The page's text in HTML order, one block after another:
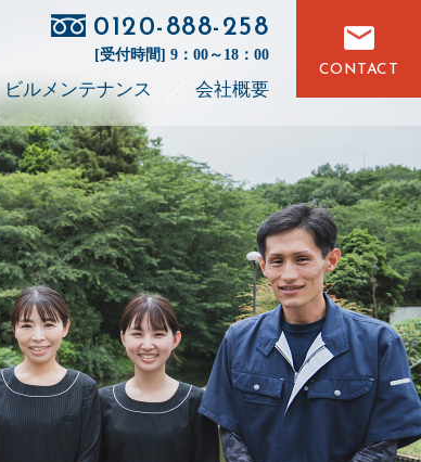
0120-888-258
[受付時間] 9：00～18：00
ビルメンテナンス 会社概要
CONTACT